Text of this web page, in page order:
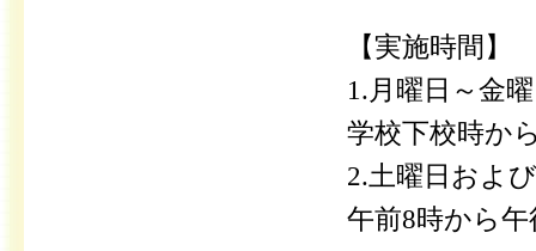
【実施時間】
1.月曜日～金
学校下校時か
2.土曜日およ
午前8時から